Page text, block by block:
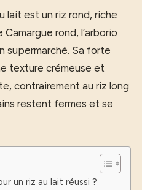
lait est un riz rond, riche
rond, l’arborio
supermarché. Sa forte
texture crémeuse et
contrairement au riz long
restent fermes et se
un riz au lait réussi ?